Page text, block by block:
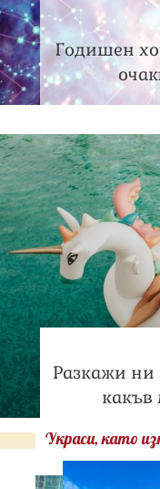
Годишен
Разкажи ни
какъв
Украси, като